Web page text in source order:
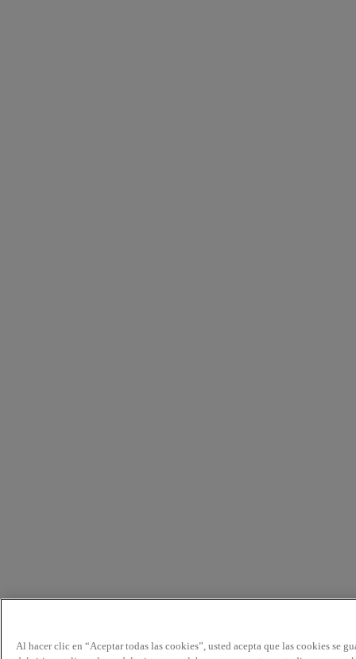
Al hacer clic en “Aceptar todas las cookies”, usted acepta que las cookies se